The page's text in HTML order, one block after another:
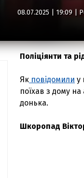
08.07.2025 | 19:09 |
Поліціянти та
Як повідомили у
поїхав з дому на
донька.
Шкоропад